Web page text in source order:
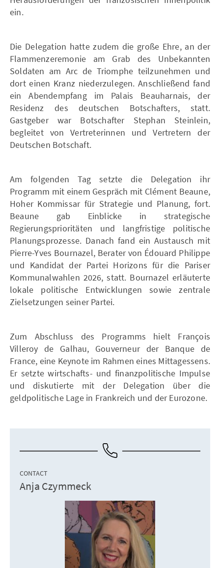
ein.
Die Delegation hatte zudem die große Ehre, an der
Flammenzeremonie am Grab des Unbekannten
Soldaten am Arc de Triomphe teilzunehmen und
dort einen Kranz niederzulegen. Anschließend fand
ein Abendempfang im Palais Beauharnais, der
Residenz des deutschen Botschafters, statt.
Gastgeber war Botschafter Stephan Steinlein,
begleitet von Vertreterinnen und Vertretern der
Deutschen Botschaft.
Am folgenden Tag setzte die Delegation ihr
Programm mit einem Gespräch mit Clément Beaune,
Hoher Kommissar für Strategie und Planung, fort.
Beaune gab Einblicke in strategische
Regierungsprioritäten und langfristige politische
Planungsprozesse. Danach fand ein Austausch mit
Pierre-Yves Bournazel, Berater von Édouard Philippe
und Kandidat der Partei Horizons für die Pariser
Kommunalwahlen 2026, statt. Bournazel erläuterte
lokale politische Entwicklungen sowie zentrale
Zielsetzungen seiner Partei.
Zum Abschluss des Programms hielt François
Villeroy de Galhau, Gouverneur der Banque de
France, eine Keynote im Rahmen eines Mittagessens.
Er setzte wirtschafts- und finanzpolitische Impulse
und diskutierte mit der Delegation über die
geldpolitische Lage in Frankreich und der Eurozone.
CONTACT
Anja Czymmeck